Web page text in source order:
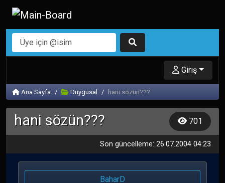
Giriş
Ana Sayfa Duygusal hani sözün???
hani sözün??? 701
Son güncelleme: 26.07.2004 04:23
BaharD